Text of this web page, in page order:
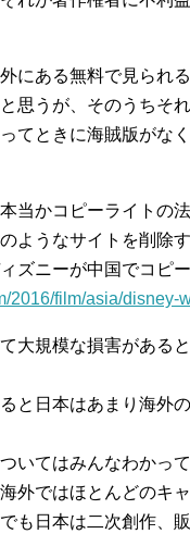
にある無料で見られ
思うが、そのうちそ
てときに海賊版がな
当かコピーライトの
ようなサイトを削除
ズニーが中国でコピ
2016/film/asia/
大規模な損害がある
と日本はあまり海外
いてはみんなわかっ
外ではほとんどのキ
も日本は二次創作、